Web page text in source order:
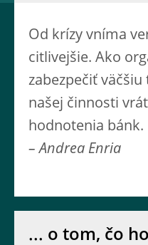
Od krízy vníma
citlivejšie. Ako
zabezpečiť
našej činnosti
hodnotenia bánk.
– Andrea Enria
... o tom, čo